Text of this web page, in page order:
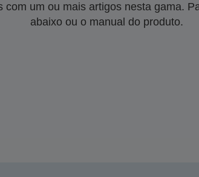
um ou mais artigos nesta gama.
abaixo ou o manual do produto.